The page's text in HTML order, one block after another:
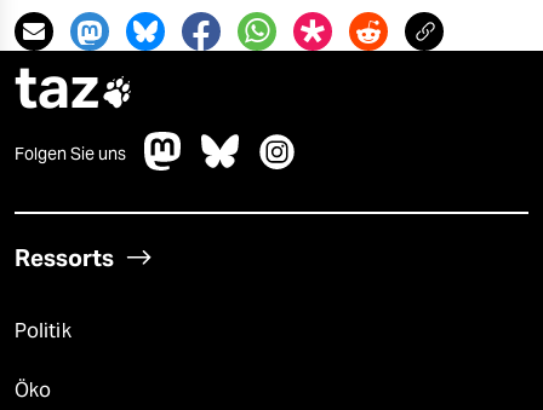
taz
Folgen Sie uns
Ressorts
Politik
Öko